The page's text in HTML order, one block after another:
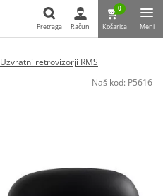
Pretraga Račun
0
Košarica Meni
Uzvratni retrovizorji RMS
Naš kod: P5616